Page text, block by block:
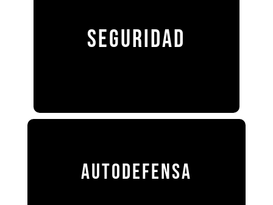
SEGURIDAD
AUTODEFENSA